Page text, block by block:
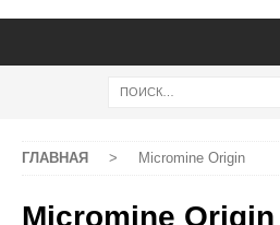
ГЛАВНАЯ > Micromine Origin
Micromine Origin